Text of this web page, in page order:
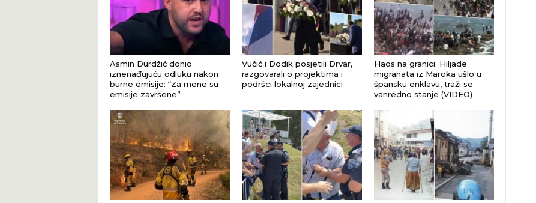
Asmin Durdžić donio
iznenađujuću odluku nakon
burne emisije: “Za mene su
emisije završene”
Vučić i Dodik posjetili Drvar,
razgovarali o projektima i
podršci lokalnoj zajednici
Haos na granici: Hiljade
migranata iz Maroka ušlo u
špansku enklavu, traži se
vanredno stanje (VIDEO)